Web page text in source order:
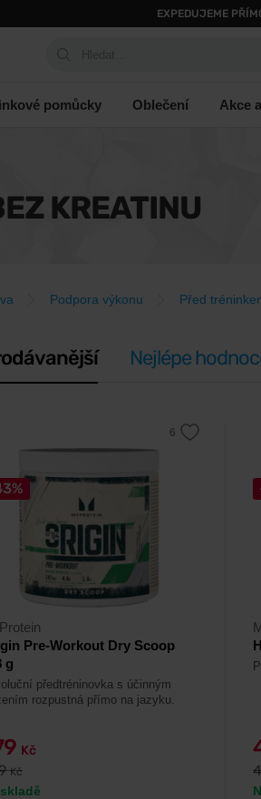
EXPEDUJEME
pomůcky Oblečení Akce
KREATINU
Podpora výkonu Před
Nejlépe
Pre-Workout Dry Scoop
g
předtréninovka s účinným
rozpustná přímo na jazyku.
Kč
Kč